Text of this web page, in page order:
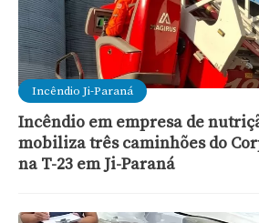
Incêndio Ji-Paraná
Incêndio em empresa de
mobiliza três caminhões do
na T-23 em Ji-Paraná